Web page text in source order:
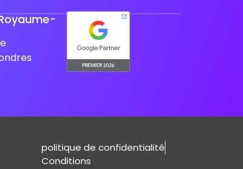
politique de confidentialité
Conditions